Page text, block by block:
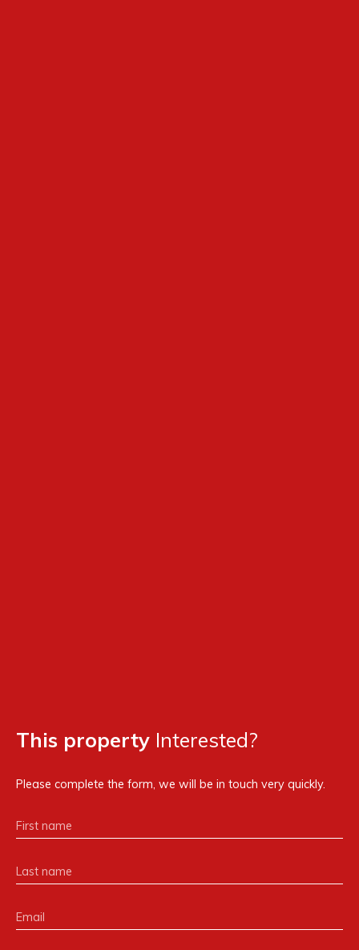
This property Interested?
Please complete the form, we will be in touch very quickly.
First name
Last name
Email